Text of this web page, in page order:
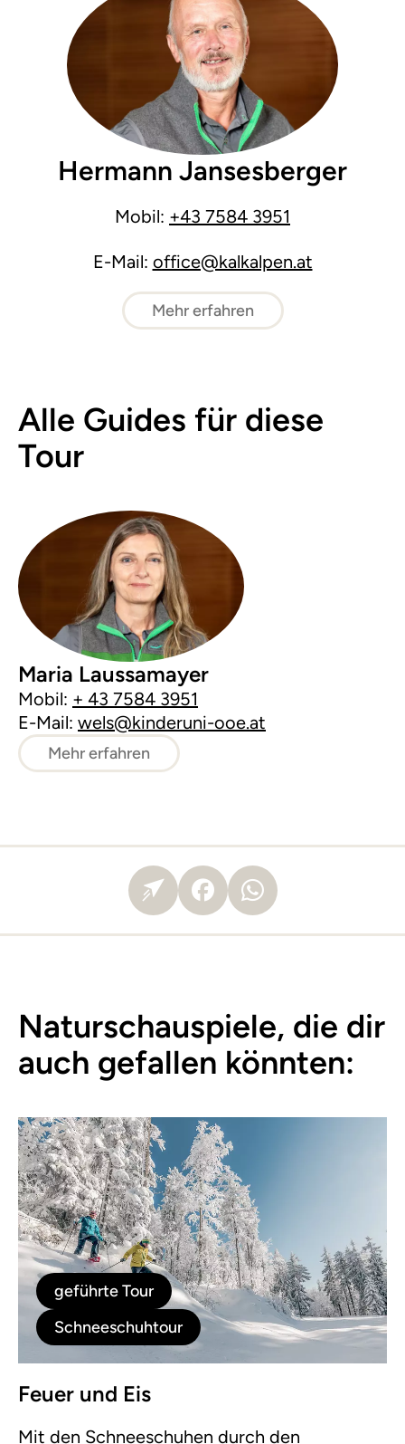
Hermann Jansesberger
Mobil: +43 7584 3951
E-Mail: office@kalkalpen.at
Mehr erfahren
Alle Guides für diese
Tour
Maria Laussamayer
Mobil: + 43 7584 3951
E-Mail: wels@kinderuni-ooe.at
Mehr erfahren
Naturschauspiele, die dir
auch gefallen könnten:
geführte Tour
Schneeschuhtour
Feuer und Eis
Mit den Schneeschuhen durch den